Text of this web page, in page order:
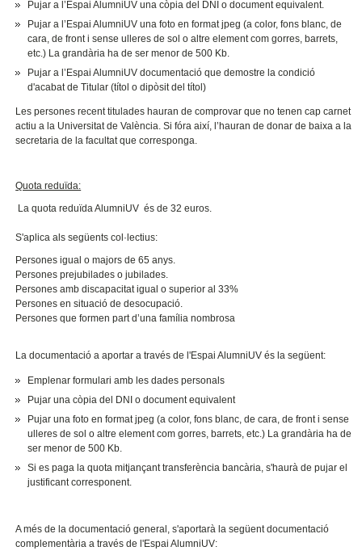
Pujar a l’Espai AlumniUV una còpia del DNI o document equivalent.
Pujar a l’Espai AlumniUV una foto en format jpeg (a color, fons blanc, de
cara, de front i sense ulleres de sol o altre element com gorres, barrets,
etc.) La grandària ha de ser menor de 500 Kb.
Pujar a l’Espai AlumniUV documentació que demostre la condició
d'acabat de Titular (títol o dipòsit del títol)
Les persones recent titulades hauran de comprovar que no tenen cap carnet
actiu a la Universitat de València. Si fóra així, l’hauran de donar de baixa a la
secretaria de la facultat que corresponga.
Quota reduïda:
La quota reduïda AlumniUV és de 32 euros.
S'aplica als següents col·lectius:
Persones igual o majors de 65 anys.
Persones prejubilades o jubilades.
Persones amb discapacitat igual o superior al 33%
Persones en situació de desocupació.
Persones que formen part d’una família nombrosa
La documentació a aportar a través de l'Espai AlumniUV és la següent:
Emplenar formulari amb les dades personals
Pujar una còpia del DNI o document equivalent
Pujar una foto en format jpeg (a color, fons blanc, de cara, de front i sense
ulleres de sol o altre element com gorres, barrets, etc.) La grandària ha de
ser menor de 500 Kb.
Si es paga la quota mitjançant transferència bancària, s'haurà de pujar el
justificant corresponent.
A més de la documentació general, s'aportarà la següent documentació
complementària a través de l'Espai AlumniUV: